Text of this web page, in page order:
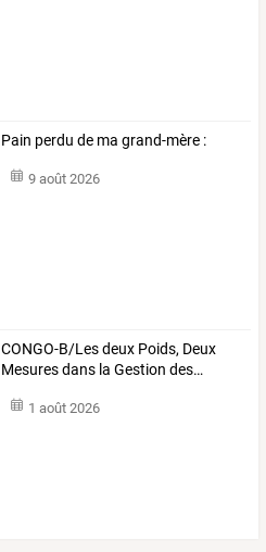
Pain perdu de ma grand-mère :
9 août 2026
CONGO-B/Lesdeux Poids, Deux
Mesuresdans la Gestion des…
1 août 2026